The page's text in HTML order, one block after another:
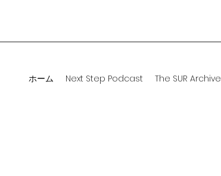
ホーム Next Step Podcast The SUR Archive